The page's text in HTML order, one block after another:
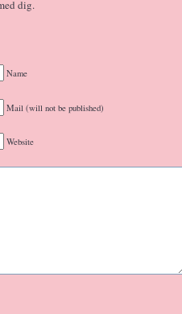
dig.
Name
Mail (will not be published)
Website